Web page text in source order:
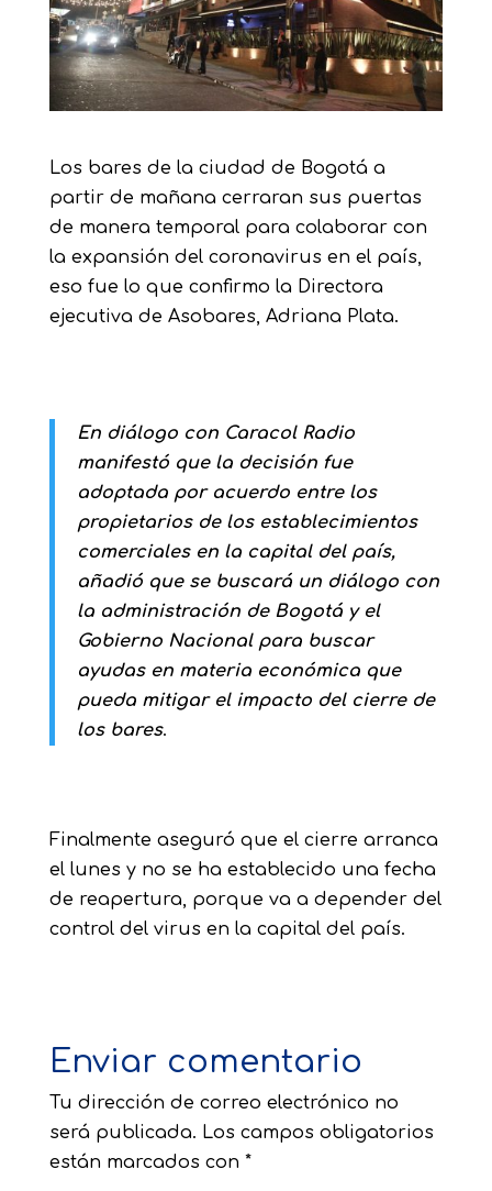
Los bares de la ciudad de Bogotá a
partir de mañana cerraran sus puertas
de manera temporal para colaborar con
la expansión del coronavirus en el país,
eso fue lo que confirmo la Directora
ejecutiva de Asobares, Adriana Plata.
En diálogo con Caracol Radio
manifestó que la decisión fue
adoptada por acuerdo entre los
propietarios de los establecimientos
comerciales en la capital del país,
añadió que se buscará un diálogo con
la administración de Bogotá y el
Gobierno Nacional para buscar
ayudas en materia económica que
pueda mitigar el impacto del cierre de
los bares.
Finalmente aseguró que el cierre arranca
el lunes y no se ha establecido una fecha
de reapertura, porque va a depender del
control del virus en la capital del país.
Enviar comentario
Tu dirección de correo electrónico no
será publicada. Los campos obligatorios
están marcados con *